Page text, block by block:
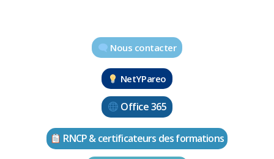
Nous contacter
NetYPareo
Office 365
RNCP & certificateurs des formations